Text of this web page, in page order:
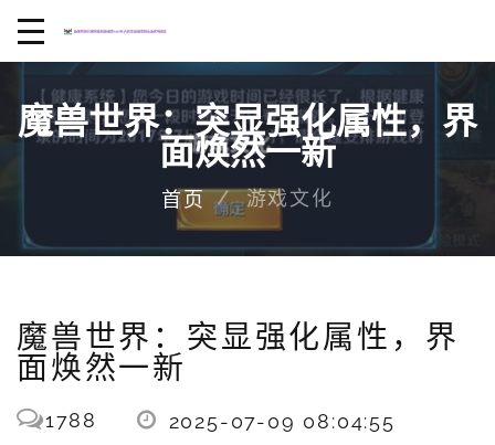
魔兽世界：突显强化属性，界
面焕然一新
首页 游戏文化
魔兽世界：突显强化属性，界
面焕然一新
1788 2025-07-09 08:04:55